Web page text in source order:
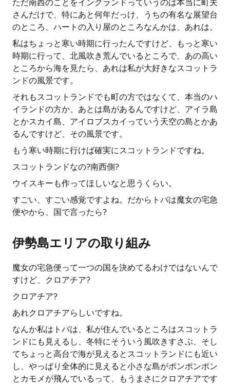
ただ南西のことをイングランドっていうのは本当に町夫
さんだけで、特にあと何年だっけ、うちの有名な展望台
のところ、ハートの入り屋のところなんかは、あれは。
私はちょっと寒い時期に行ったんですけど、もっと寒い
時期に行って、北風吹き荒んでいるところで、あの高い
ところから海を見たら、あれは私が大好きなスコットラ
ンドの風景です。
それもスコットランドでも町の方ではなくて、本当のハ
イランドの方か、あとは島があるんですけど、アイラ島
とかスカイ島、アイロブスカイっていう天空の島とかあ
るんですけど、その風景です。
もう寒い時期に行けば確実にスコットランドですね。
スコットランドなの?南西側?
ウイスキーも作ってほしいなと思うくらい。
すごい、すごい感覚ですよね。だからトバは魔女の宅急
便やから、国で言ったら?
伊勢島エリアの取り組み
魔女の宅急便って一つの国を決めてるわけではないんで
すけど、クロアチア?
クロアチア?
あれクロアチアらしいですね。
なんか私はトバは、私が住んでいるところはスコットラ
ンドにも見えるし、冬特にそういう風吹きすさぶ、そし
てちょっと高台で海が見えるとスコットランドにも近い
し、やっぱり全体的に見えると小さな島がポンポンポン
とカモメが飛んでいるって、もうまさにクロアチアです